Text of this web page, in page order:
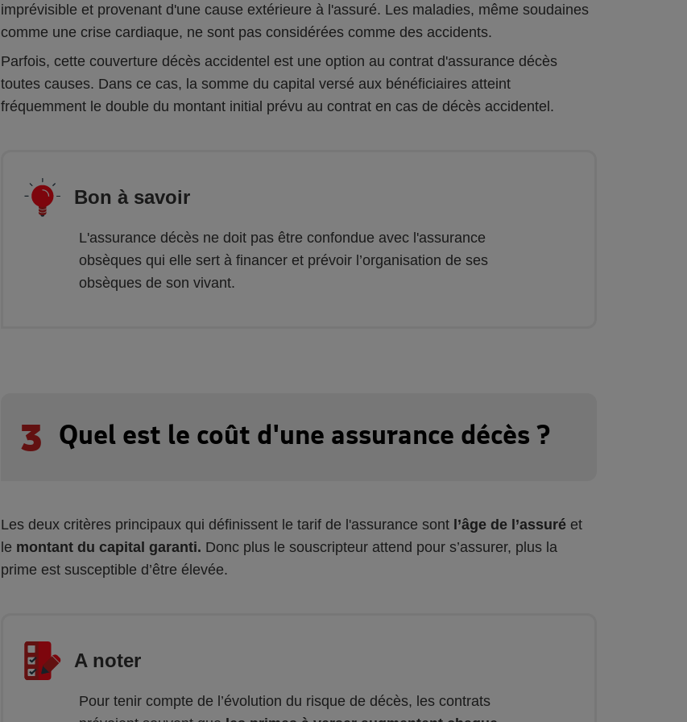
imprévisible et provenant d'une cause extérieure à l'assuré. Les maladies, même soudaines
comme une crise cardiaque, ne sont pas considérées comme des accidents.
Parfois, cette couverture décès accidentel est une option au contrat d'assurance décès
toutes causes. Dans ce cas, la somme du capital versé aux bénéficiaires atteint
fréquemment le double du montant initial prévu au contrat en cas de décès accidentel.
Bon à savoir
L'assurance décès ne doit pas être confondue avec l'assurance
obsèques qui elle sert à financer et prévoir l’organisation de ses
obsèques de son vivant.
3 Quel est le coût d'une assurance décès ?
Les deux critères principaux qui définissent le tarif de l'assurance sont l’âge de l’assuré et
le montant du capital garanti. Donc plus le souscripteur attend pour s’assurer, plus la
prime est susceptible d’être élevée.
A noter
Pour tenir compte de l’évolution du risque de décès, les contrats